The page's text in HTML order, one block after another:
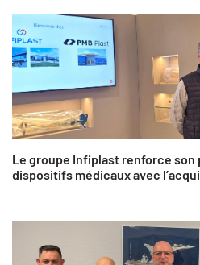
Le groupe Infiplast renforce
dispositifs médicaux avec